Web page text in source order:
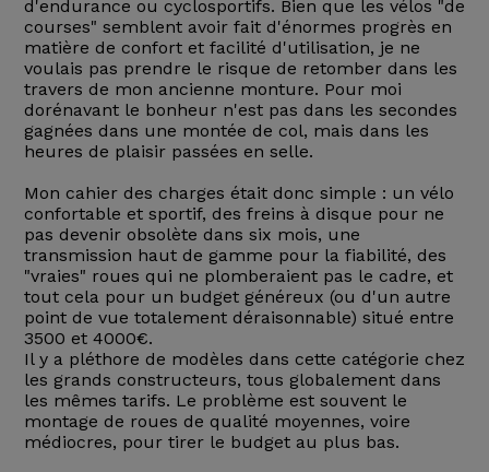
d'endurance ou cyclosportifs. Bien que les vélos "de
courses" semblent avoir fait d'énormes progrès en
matière de confort et facilité d'utilisation, je ne
voulais pas prendre le risque de retomber dans les
travers de mon ancienne monture. Pour moi
dorénavant le bonheur n'est pas dans les secondes
gagnées dans une montée de col, mais dans les
heures de plaisir passées en selle.
Mon cahier des charges était donc simple : un vélo
confortable et sportif, des freins à disque pour ne
pas devenir obsolète dans six mois, une
transmission haut de gamme pour la fiabilité, des
"vraies" roues qui ne plomberaient pas le cadre, et
tout cela pour un budget généreux (ou d'un autre
point de vue totalement déraisonnable) situé entre
3500 et 4000€.
Il y a pléthore de modèles dans cette catégorie chez
les grands constructeurs, tous globalement dans
les mêmes tarifs. Le problème est souvent le
montage de roues de qualité moyennes, voire
médiocres, pour tirer le budget au plus bas.